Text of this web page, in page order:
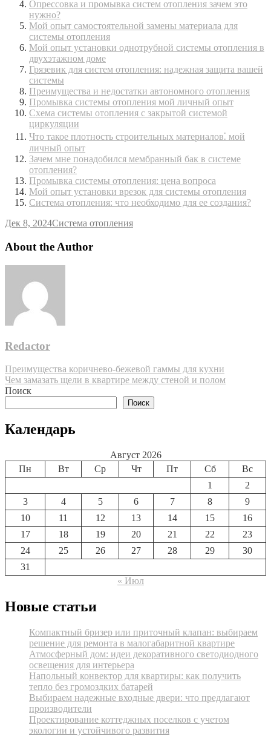
Опрессовка и промывка систем отопления зачем это
нужно?
Мой опыт самостоятельной замены материала для
системы отопления
Мой опыт установки однотрубной системы отопления в
двухэтажном доме
Грязевик для систем отопления: надежная защита вашей
системы
Преимущества и недостатки автономного отопления
Промывка системы отопления мой личный опыт
Схема системы отопления с закрытой системой
циркуляции
Что такое плотность строительных материалов⁚ мой
личный опыт
Зачем мне понадобился мембранный бак в системе
отопления?
Промывка системы отопления: цена вопроса
Мой опыт установки врезок для системы отопления
Система отопления: что необходимо для ее создания?
Дек 8, 2024Система отопления
About the Author
Redactor
Навигация
по
Преимущества коричнево-бежевой гаммы для кухни
Чем замазать щели в квартире между стеной и полом
Поиск
Поиск
Календарь
Август 2026
Пн
Вт Ср Чт Пт Сб
Вс
1
2
3
4 5 6 7 8
9
10
11 12 13 14 15
16
17
18 19 20 21 22
23
24
25 26 27 28 29
30
31
« Июл
Новые статьи
Компактный бризер или приточный клапан: выбираем
решение для ремонта в малогабаритной квартире
Атмосферный дом: идеи декоративного светодиодного
освещения для интерьера
Напольный конвектор для квартиры: как получить
тепло без громоздких батарей
Выбираем надежные входные двери: что предлагают
производители
Проектирование коттеджных поселков с учетом
экологии и устойчивого развития